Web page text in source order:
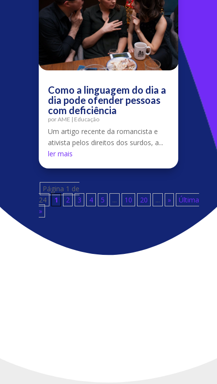
Como a linguagem do dia a
dia pode ofender pessoas
com deficiência
porAME | Educação
Um artigo recente da romancista e
ativista pelos direitos dos surdos, a...
ler mais
Página 1 de
24
1 2 3 4 5 ... 10 20 ... »
Última
»